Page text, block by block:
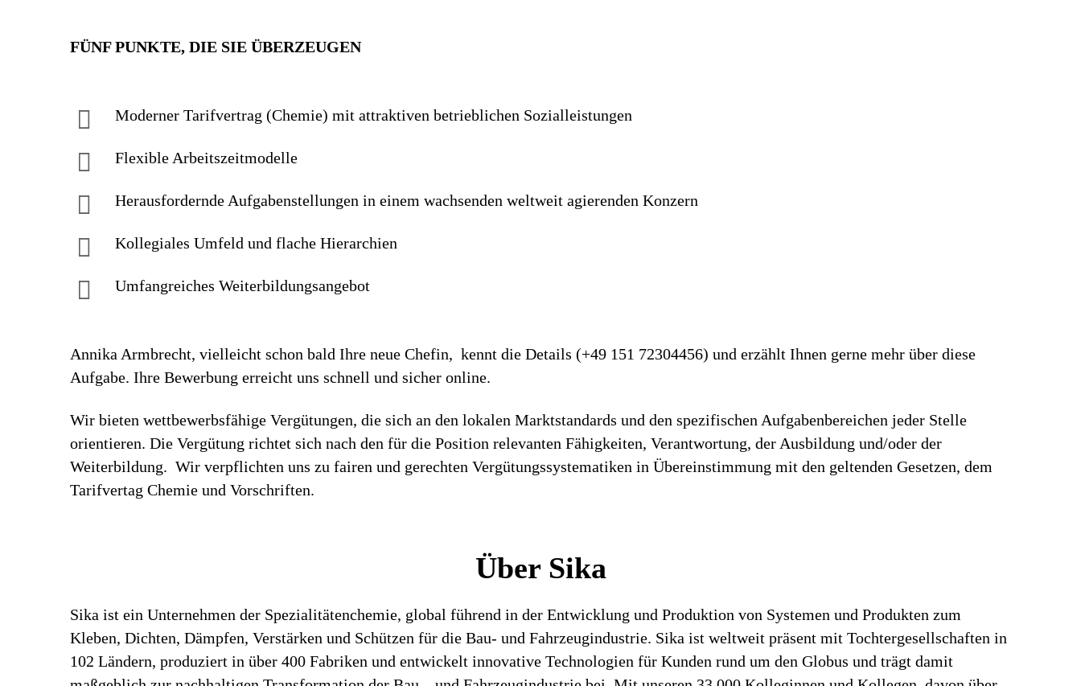
FÜNF PUNKTE, DIE SIE ÜBERZEUGEN
Moderner Tarif­vertrag (Chemie) mit attraktiven betrieb­lichen Sozial­leistungen
Flexible Arbeitszeitmodelle
Herausfordernde Aufgaben­stellungen in einem wachsenden welt­weit agierenden Konzern
Kollegiales Um­feld und flache Hierarchien
Umfangreiches Weiter­bildungs­an­gebot
Annika Armbrecht, vielleicht schon bald Ihre neue Chefin, kennt die Details (+49 151 72304456) und erzählt Ihnen gerne mehr über diese
Aufgabe. Ihre Bewerbung erreicht uns schnell und sicher online.
Wir bieten wettbewerbsfähige Vergütungen, die sich an den lokalen Marktstandards und den spezifischen Aufgabenbereichen jeder Stelle
orientieren. Die Vergütung richtet sich nach den für die Position relevanten Fähigkeiten, Verantwortung, der Ausbildung und/oder der
Weiterbildung. Wir verpflichten uns zu fairen und gerechten Vergütungssystematiken in Übereinstimmung mit den geltenden Gesetzen, dem
Tarifvertag Chemie und Vorschriften.
Über Sika
Sika ist ein Unternehmen der Spezialitätenchemie, global führend in der Entwicklung und Produktion von Systemen und Produkten zum
Kleben, Dichten, Dämpfen, Verstärken und Schützen für die Bau- und Fahrzeugindustrie. Sika ist weltweit präsent mit Tochtergesellschaften in
102 Ländern, produziert in über 400 Fabriken und entwickelt innovative Technologien für Kunden rund um den Globus und trägt damit